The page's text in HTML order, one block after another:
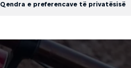
Qendra e preferencave të privatësisë